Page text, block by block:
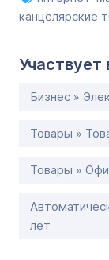
канцелярские
Участвует
Бизнес »
Товары »
Товары »
лет